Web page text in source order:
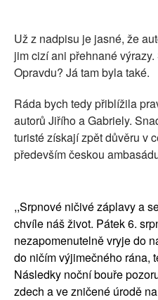
Už z nadpisu je jasné, že
jim cizí ani přehnané
Opravdu? Já tam byla také.
Ráda bych tedy přiblížila
autorů Jiřího a Gabriely.
turisté získají zpět důvěru v
především českou
,,Srpnové ničivé záplavy a
chvíle náš život. Pátek 6.
nezapomenutelně vryje do
do ničím výjimečného rána,
Následky noční bouře
zdech a ve zničené úrodě